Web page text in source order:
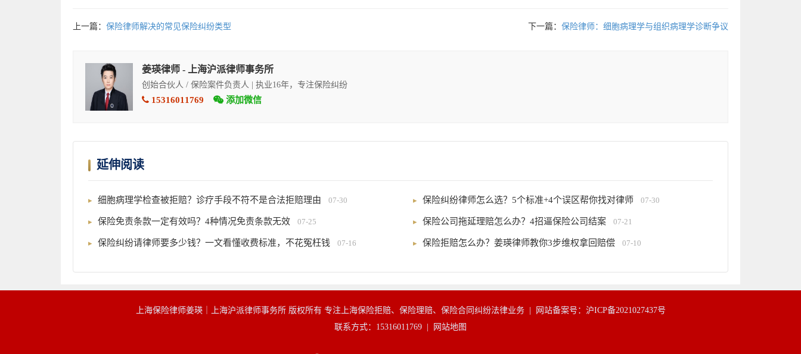
上一篇： 保险律师解决的常见保险纠纷类型 下一篇： 保险律师：细胞病理学与组织病理学诊断争议
姜瑛律师 - 上海沪派律师事务所
创始合伙人 / 保险案件负责人 | 执业16年，专注保险纠纷
15316011769 添加微信
延伸阅读
细胞病理学检查被拒赔？诊疗手段不符不是合法拒赔理由 07-30 保险纠纷律师怎么选？5个标准+4个误区帮你找对律师 07-30
保险免责条款一定有效吗？4种情况免责条款无效 07-25 保险公司拖延理赔怎么办？4招逼保险公司结案 07-21
保险纠纷请律师要多少钱？一文看懂收费标准，不花冤枉钱 07-16 保险拒赔怎么办？姜瑛律师教你3步维权拿回赔偿 07-10
上海保险律师姜瑛｜上海沪派律师事务所 版权所有 专注上海保险拒赔、保险理赔、保险合同纠纷法律业务 |
网站备案号：沪ICP备2021027437号
联系方式：15316011769 |
网站地图